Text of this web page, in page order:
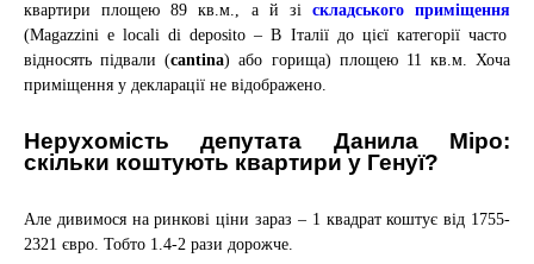
квартири площею 89 кв.м., а й зі складського приміщення
(Magazzini e locali di deposito – В Італії до цієї категорії часто
відносять підвали (cantina) або горища) площею 11 кв.м. Хоча
приміщення у декларації не відображено.
Нерухомість депутата Данила Міро:
скільки коштують квартири у Генуї?
Але дивимося на ринкові ціни зараз – 1 квадрат коштує від 1755-
2321 євро. Тобто 1.4-2 рази дорожче.